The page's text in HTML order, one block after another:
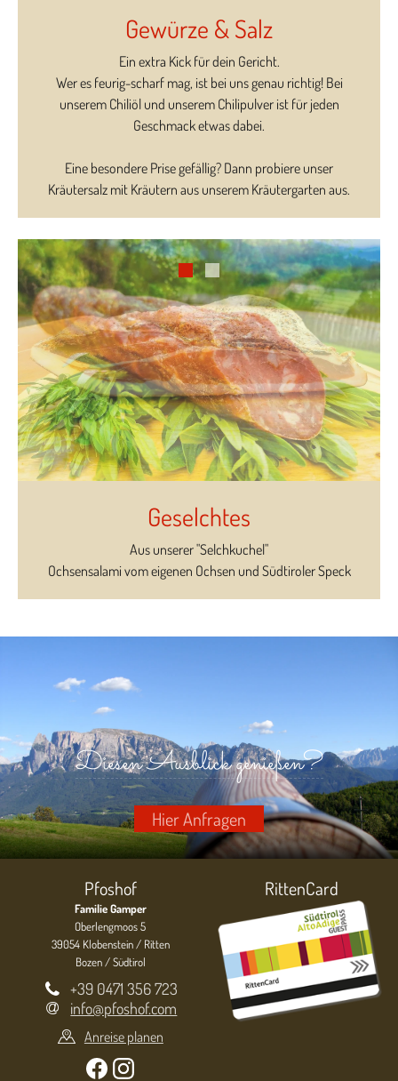
Gewürze & Salz
Ein extra Kick für dein Gericht.
Wer es feurig-scharf mag, ist bei uns genau richtig! Bei
unserem Chiliöl und unserem Chilipulver ist für jeden
Geschmack etwas dabei.
Eine besondere Prise gefällig? Dann probiere unser
Kräutersalz mit Kräutern aus unserem Kräutergarten aus.
Geselchtes
Aus unserer "Selchkuchel"
Ochsensalami vom eigenen Ochsen und Südtiroler Speck
Diesen Ausblick genießen?
Hier Anfragen
Pfoshof
Familie Gamper
Oberlengmoos 5
39054 Klobenstein / Ritten
Bozen / Südtirol
+39 0471 356 723
info@pfoshof.com
Anreise planen
RittenCard